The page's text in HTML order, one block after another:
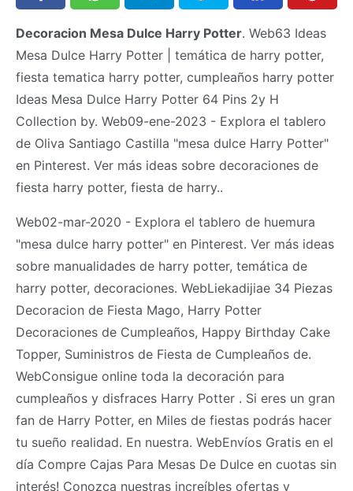
Decoracion Mesa Dulce Harry Potter. Web63 Ideas
Mesa Dulce Harry Potter | temática de harry potter,
fiesta tematica harry potter, cumpleaños harry potter
Ideas Mesa Dulce Harry Potter 64 Pins 2y H
Collection by. Web09-ene-2023 - Explora el tablero
de Oliva Santiago Castilla "mesa dulce Harry Potter"
en Pinterest. Ver más ideas sobre decoraciones de
fiesta harry potter, fiesta de harry..
Web02-mar-2020 - Explora el tablero de huemura
"mesa dulce harry potter" en Pinterest. Ver más ideas
sobre manualidades de harry potter, temática de
harry potter, decoraciones. WebLiekadijiae 34 Piezas
Decoracion de Fiesta Mago, Harry Potter
Decoraciones de Cumpleaños, Happy Birthday Cake
Topper, Suministros de Fiesta de Cumpleaños de.
WebConsigue online toda la decoración para
cumpleaños y disfraces Harry Potter . Si eres un gran
fan de Harry Potter, en Miles de fiestas podrás hacer
tu sueño realidad. En nuestra. WebEnvíos Gratis en el
día Compre Cajas Para Mesas De Dulce en cuotas sin
interés! Conozca nuestras increíbles ofertas y